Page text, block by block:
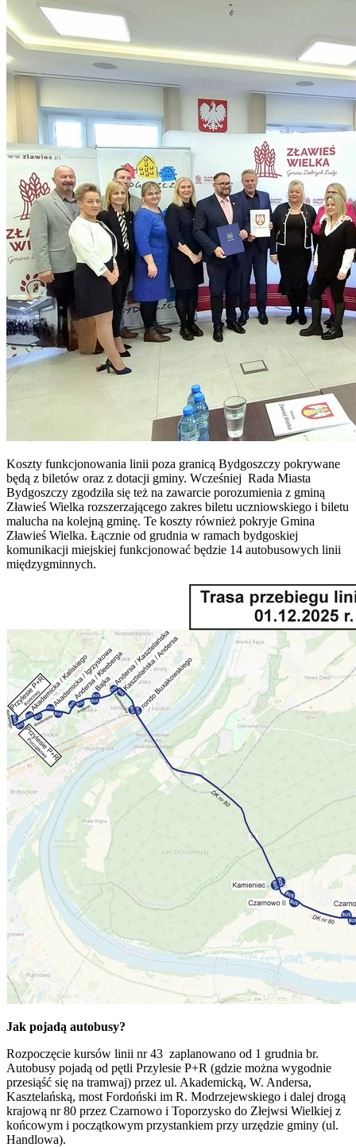
Koszty funkcjonowania linii poza granicą Bydgoszczy pokrywane
będą z biletów oraz z dotacji gminy. Wcześniej Rada Miasta
Bydgoszczy zgodziła się też na zawarcie porozumienia z gminą
Zławieś Wielka rozszerzającego zakres biletu uczniowskiego i biletu
malucha na kolejną gminę. Te koszty również pokryje Gmina
Zławieś Wielka. Łącznie od grudnia w ramach bydgoskiej
komunikacji miejskiej funkcjonować będzie 14 autobusowych linii
międzygminnych.
Jak pojadą autobusy?
Rozpoczęcie kursów linii nr 43 zaplanowano od 1 grudnia br.
Autobusy pojadą od pętli Przylesie P+R (gdzie można wygodnie
przesiąść się na tramwaj) przez ul. Akademicką, W. Andersa,
Kasztelańską, most Fordoński im R. Modrzejewskiego i dalej drogą
krajową nr 80 przez Czarnowo i Toporzysko do Złejwsi Wielkiej z
końcowym i początkowym przystankiem przy urzędzie gminy (ul.
Handlowa).